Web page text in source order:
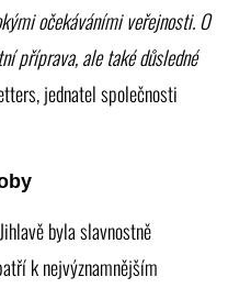
očekáváními veřejnosti. O
příprava, ale také důsledné
jednatel společnosti
byla slavnostně
k nejvýznamnějším